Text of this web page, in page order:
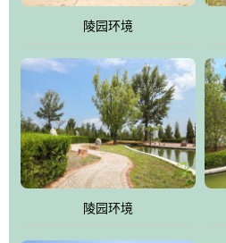
陵园环境
陵园环境